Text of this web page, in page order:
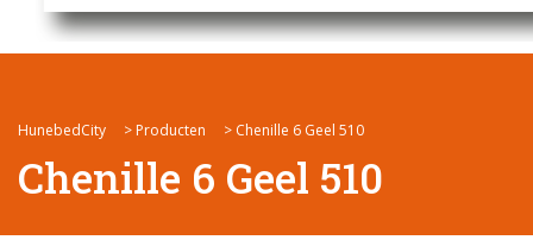
HunebedCity > Producten > Chenille 6 Geel 510
Chenille 6 Geel 510